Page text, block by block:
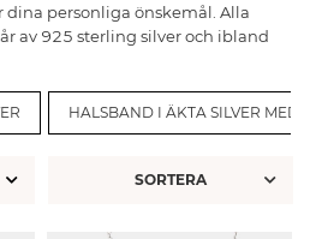
personliga önskemål. Alla
av 925 sterling silver och ibland
HALSBAND I ÄKTA SILVER MED